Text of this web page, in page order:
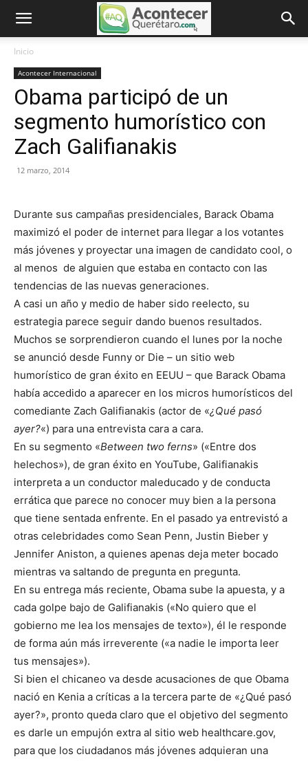
Inicio
Acontecer Internacional
Obama participó de un
segmento humorístico con
Zach Galifianakis
12 marzo, 2014
Durante sus campañas presidenciales, Barack Obama
maximizó el poder de internet para llegar a los votantes
más jóvenes y proyectar una imagen de candidato cool, o
al menos de alguien que estaba en contacto con las
tendencias de las nuevas generaciones.
A casi un año y medio de haber sido reelecto, su
estrategia parece seguir dando buenos resultados.
Muchos se sorprendieron cuando el lunes por la noche
se anunció desde Funny or Die – un sitio web
humorístico de gran éxito en EEUU – que Barack Obama
había accedido a aparecer en los micros humorísticos del
comediante Zach Galifianakis (actor de «¿Qué pasó
ayer?«) para una entrevista cara a cara.
En su segmento «Between two ferns» («Entre dos
helechos»), de gran éxito en YouTube, Galifianakis
interpreta a un conductor maleducado y de conducta
errática que parece no conocer muy bien a la persona
que tiene sentada enfrente. En el pasado ya entrevistó a
otras celebridades como Sean Penn, Justin Bieber y
Jennifer Aniston, a quienes apenas deja meter bocado
mientras va saltando de pregunta en pregunta.
En su entrega más reciente, Obama sube la apuesta, y a
cada golpe bajo de Galifianakis («No quiero que el
gobierno me lea los mensajes de texto»), él le responde
de forma aún más irreverente («a nadie le importa leer
tus mensajes»).
Si bien el chicaneo va desde acusaciones de que Obama
nació en Kenia a críticas a la tercera parte de «¿Qué pasó
ayer?», pronto queda claro que el objetivo del segmento
es darle un empujón extra al sitio web healthcare.gov,
para que los ciudadanos más jóvenes adquieran una